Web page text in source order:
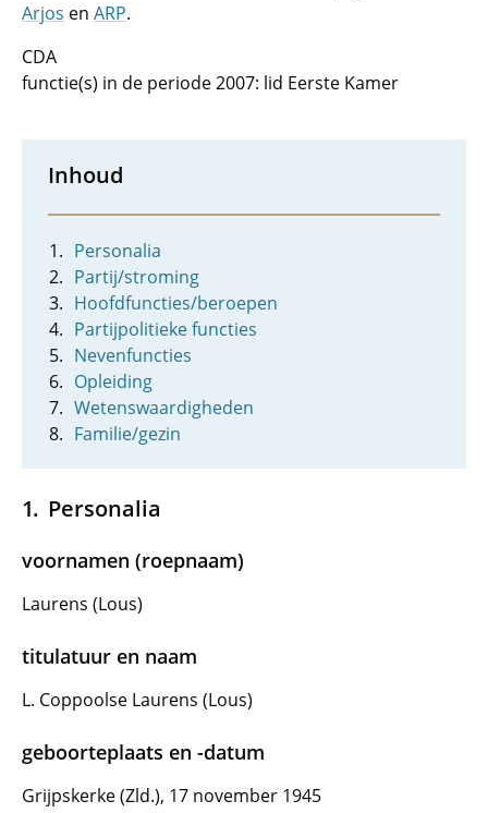
Arjos en ARP.
CDA
functie(s) in de periode 2007: lid Eerste Kamer
Inhoud
Personalia
Partij/stroming
Hoofdfuncties/beroepen
Partijpolitieke functies
Nevenfuncties
Opleiding
Wetenswaardigheden
Familie/gezin
Personalia
voornamen (roepnaam)
Laurens (Lous)
titulatuur en naam
L. Coppoolse Laurens (Lous)
geboorteplaats en -datum
Grijpskerke (Zld.), 17 november 1945